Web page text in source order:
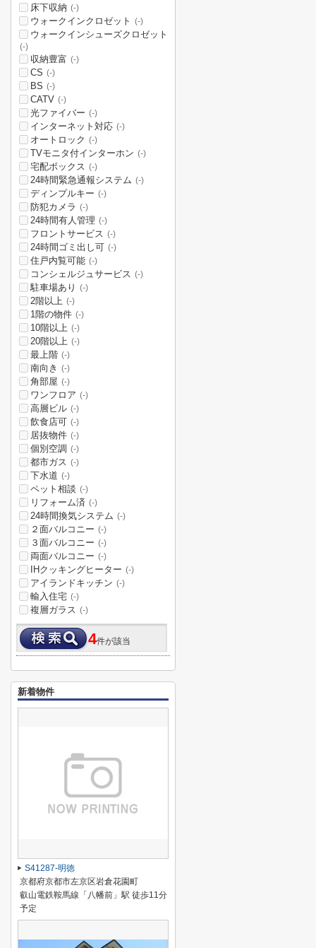
床下収納 (-)
ウォークインクロゼット (-)
ウォークインシューズクロゼット
(-)
収納豊富 (-)
CS (-)
BS (-)
CATV (-)
光ファイバー (-)
インターネット対応 (-)
オートロック (-)
TVモニタ付インターホン (-)
宅配ボックス (-)
24時間緊急通報システム (-)
ディンプルキー (-)
防犯カメラ (-)
24時間有人管理 (-)
フロントサービス (-)
24時間ゴミ出し可 (-)
住戸内覧可能 (-)
コンシェルジュサービス (-)
駐車場あり (-)
2階以上 (-)
1階の物件 (-)
10階以上 (-)
20階以上 (-)
最上階 (-)
南向き (-)
角部屋 (-)
ワンフロア (-)
高層ビル (-)
飲食店可 (-)
居抜物件 (-)
個別空調 (-)
都市ガス (-)
下水道 (-)
ペット相談 (-)
リフォーム済 (-)
24時間換気システム (-)
２面バルコニー (-)
３面バルコニー (-)
両面バルコニー (-)
IHクッキングヒーター (-)
アイランドキッチン (-)
輸入住宅 (-)
複層ガラス (-)
4件が該当
新着物件
S41287-明徳
京都府京都市左京区岩倉花園町
叡山電鉄鞍馬線「八幡前」駅 徒歩11分
予定